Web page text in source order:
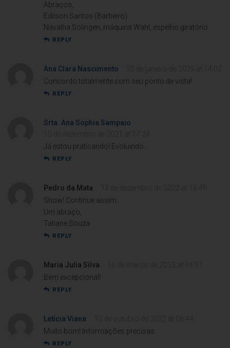
Abraços,
Edilson Santos (Barbeiro)
Navalha Solingen, máquina Wahl, espelho giratório
REPLY
Ana Clara Nascimento
Concordo totalmente com seu ponto de vista!
REPLY
Srta. Ana Sophia Sampaio
Já estou praticando! Evoluindo.
REPLY
Pedro da Mata
Show! Continue assim.
Um abraço,
Tatiane Souza
REPLY
Maria Julia Silva
Bem excepcional!
REPLY
Letícia Viana
Muito bom! Informações precisas.
REPLY